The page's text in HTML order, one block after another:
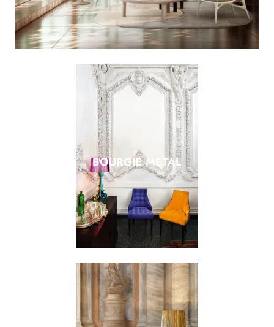
BOURGIE METAL